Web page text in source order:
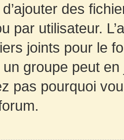
des
par utilisateur.
joints pour le
groupe peut
pas pourquoi